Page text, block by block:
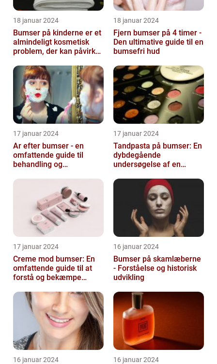
18 januar 2024
Bumser på kinderne er et
almindeligt kosmetisk
problem, der kan påvirke
18 januar 2024
Fjern bumser på 4 timer -
Den ultimative guide til en
bumsefri hud
17 januar 2024
Ar efter bumser - en
omfattende guide til
behandling og
17 januar 2024
Tandpasta på bumser: En
dybdegående
undersøgelse af en
skønhedsanbefaling
17 januar 2024
Creme mod bumser: En
omfattende guide til at
forstå og bekæmpe
16 januar 2024
Bumser på skamlæberne
- Forståelse og historisk
udvikling
16 januar 2024 16 januar 2024